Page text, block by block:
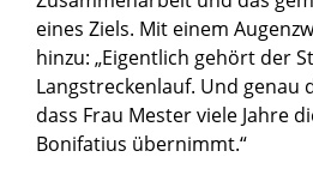
eines Ziels. Mit einem
hinzu: „Eigentlich gehört der
Langstreckenlauf. Und genau
dass Frau Mester viele Jahre
Bonifatius übernimmt.“